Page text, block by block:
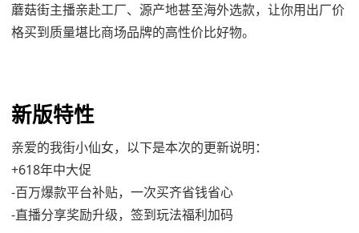
蘑菇街主播亲赴工厂、源产地甚至海外选款，让你用出厂价
格买到质量堪比商场品牌的高性价比好物。
新版特性
亲爱的我街小仙女，以下是本次的更新说明：
+618年中大促
-百万爆款平台补贴，一次买齐省钱省心
-直播分享奖励升级，签到玩法福利加码